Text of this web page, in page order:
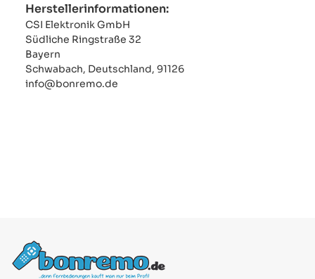
Herstellerinformationen:
CSI Elektronik GmbH
Südliche Ringstraße 32
Bayern
Schwabach, Deutschland, 91126
info@bonremo.de